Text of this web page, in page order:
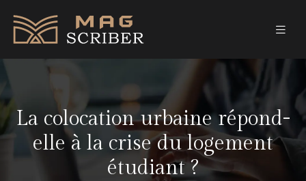
La colocation urbaine répond-
elle à la crise du logement
étudiant ?